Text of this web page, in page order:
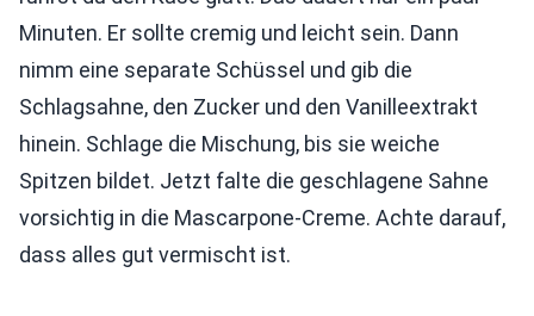
Minuten. Er sollte cremig und leicht sein. Dann
nimm eine separate Schüssel und gib die
Schlagsahne, den Zucker und den Vanilleextrakt
hinein. Schlage die Mischung, bis sie weiche
Spitzen bildet. Jetzt falte die geschlagene Sahne
vorsichtig in die Mascarpone-Creme. Achte darauf,
dass alles gut vermischt ist.